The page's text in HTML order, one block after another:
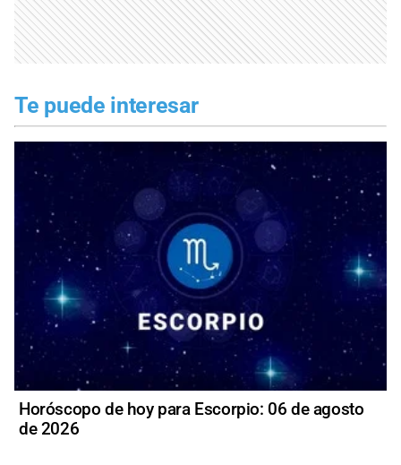
Te puede interesar
Horóscopo de hoy para Escorpio: 06 de agosto
de 2026